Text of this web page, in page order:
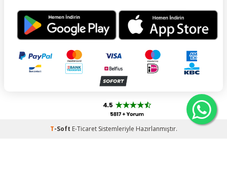
T-Soft E-TicaretSistemleriyle Hazırlanmıştır.